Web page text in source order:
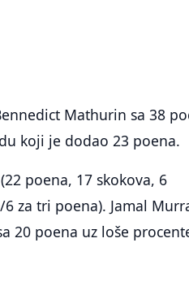
Mathurin sa 38
koji je dodao 23 poena.
poena, 17 skokova, 6
za tri poena). Jamal
20 poena uz loše